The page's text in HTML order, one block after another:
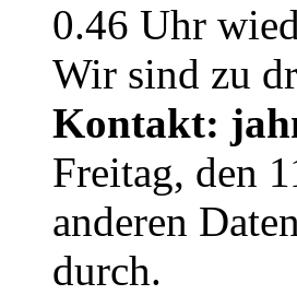
0.46 Uhr
Wir sind zu
Kontakt:
Freitag, den
anderen
durch.